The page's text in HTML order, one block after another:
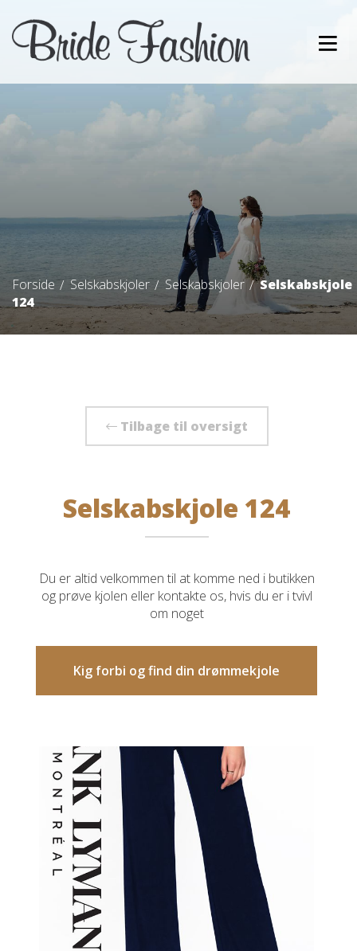
Forside Selskabskjoler Selskabskjoler
Selskabskjole
124
Tilbage til oversigt
Selskabskjole 124
Du er altid velkommen til at komme ned i butikken
og prøve kjolen eller kontakte os, hvis du er i tvivl
om noget
Kig forbi og find din drømmekjole